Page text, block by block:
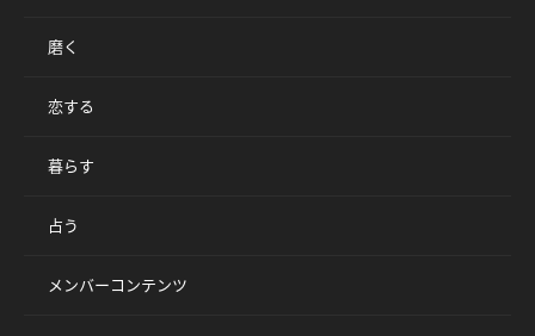
磨く
恋する
暮らす
占う
メンバーコンテンツ